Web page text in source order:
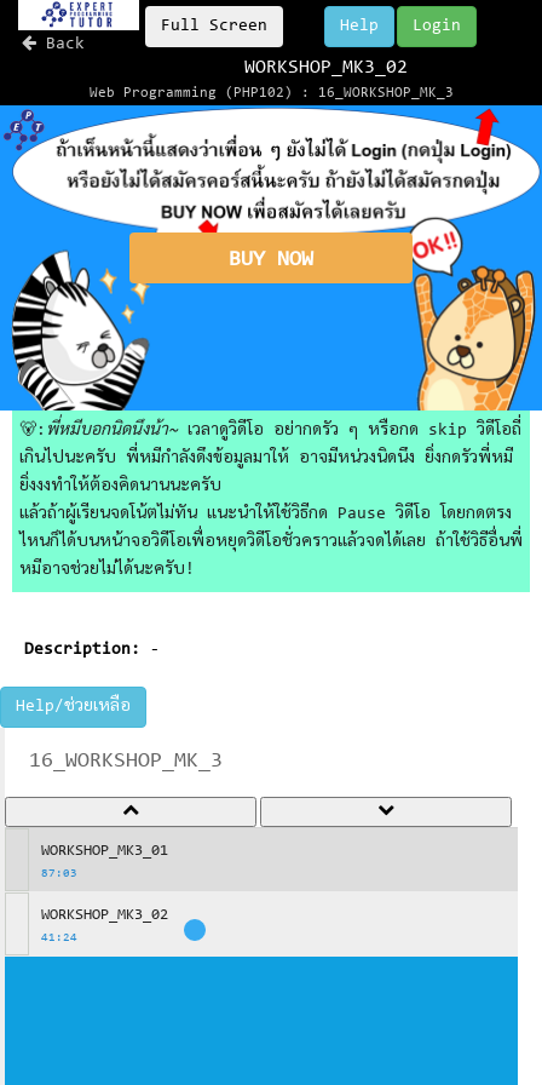
Back
Full Screen Login
Help
WORKSHOP_MK3_02
Web Programming (PHP102) : 16_WORKSHOP_MK_3
BUY NOW
🐻: พี่หมีบอกนิดนึงน้า~เวลาดูวิดีโอ อย่ากดรัว ๆ หรือกด skip วิดีโอถี่
เกินไปนะครับ พี่หมีกำลังดึงข้อมูลมาให้ อาจมีหน่วงนิดนึง ยิ่งกดรัวพี่หมี
ยิ่งงงทำให้ต้องคิดนานนะครับ
แล้วถ้าผู้เรียนจดโน้ตไม่ทัน แนะนำให้ใช้วิธีกด Pause วิดีโอ โดยกดตรง
ไหนก็ได้บนหน้าจอวิดีโอเพื่อหยุดวิดีโอชั่วคราวแล้วจดได้เลย ถ้าใช้วิธีอื่นพี่
หมีอาจช่วยไม่ได้นะครับ!
Description: -
Help/ช่วยเหลือ
16_WORKSHOP_MK_3
WORKSHOP_MK3_01
87:03
WORKSHOP_MK3_02
41:24